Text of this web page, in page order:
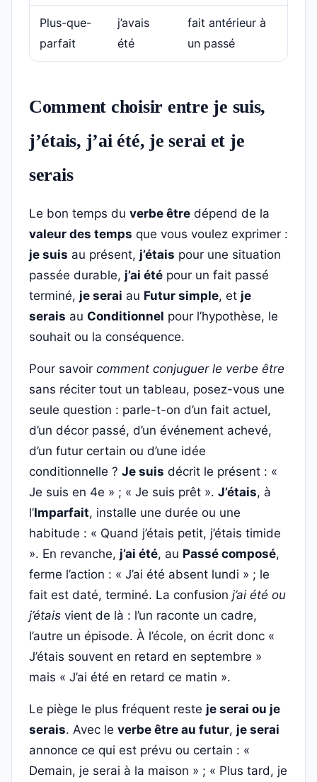
Plus-que-
parfait
j’avais
été
fait antérieur à
un passé
Comment choisir entre je suis,
j’étais, j’ai été, je serai et je
serais
Le bon temps du verbe être dépend de la
valeur des temps que vous voulez exprimer :
je suis au présent, j’étais pour une situation
passée durable, j’ai été pour un fait passé
terminé, je serai au Futur simple, et je
serais au Conditionnel pour l’hypothèse, le
souhait ou la conséquence.
Pour savoir comment conjuguer le verbe être
sans réciter tout un tableau, posez-vous une
seule question : parle-t-on d’un fait actuel,
d’un décor passé, d’un événement achevé,
d’un futur certain ou d’une idée
conditionnelle ? Je suis décrit le présent : «
Je suis en 4e » ; « Je suis prêt ». J’étais, à
l’Imparfait, installe une durée ou une
habitude : « Quand j’étais petit, j’étais timide
». En revanche, j’ai été, au Passé composé,
ferme l’action : « J’ai été absent lundi » ; le
fait est daté, terminé. La confusion j’ai été ou
j’étais vient de là : l’un raconte un cadre,
l’autre un épisode. À l’école, on écrit donc «
J’étais souvent en retard en septembre »
mais « J’ai été en retard ce matin ».
Le piège le plus fréquent reste je serai ou je
serais. Avec le verbe être au futur, je serai
annonce ce qui est prévu ou certain : «
Demain, je serai à la maison » ; « Plus tard, je